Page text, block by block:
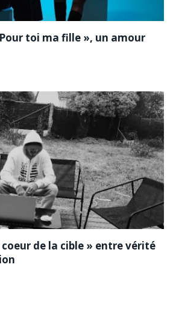
toi ma fille », un amour
coeur de la cible » entre vérité